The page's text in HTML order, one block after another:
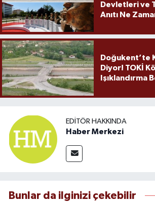
Devletleri ve
Anıtı Ne
Doğukent’te
Diyor! TOKİ
Işıklandırma
EDITÖR HAKKINDA
Haber Merkezi
Bunlar da ilginizi çekebilir